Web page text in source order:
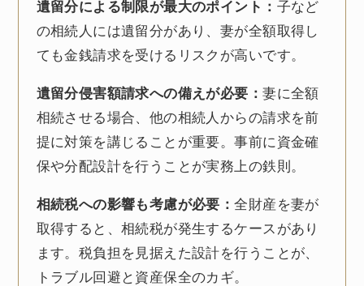
遺留分による制限が最大のポイント： 子など
の相続人には遺留分があり、妻が全額取得し
ても金銭請求を受けるリスクが高いです。
遺留分侵害額請求への備えが必要：妻に全額
相続させる場合、他の相続人からの請求を前
提に対策を講じることが重要。事前に資金確
保や分配設計を行うことが実務上の鉄則。
相続税への影響も考慮が必要：全財産を妻が
取得すると、相続税が発生するケースがあり
ます。税負担を見据えた設計を行うことが、
トラブル回避と資産保全のカギ。